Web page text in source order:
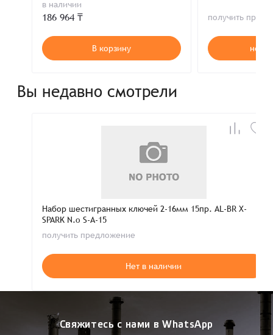
в наличии
186 964 ₸
В корзину
получить
нет в
Вы недавно смотрели
Набор шестигранных ключей 2-16мм 15пр. AL-BR X-
SPARK N.o S-A-15
получить предложение
Нет в наличии
Свяжитесь с нами в WhatsApp